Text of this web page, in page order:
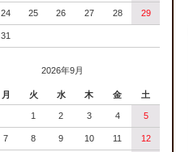
24 25 26 27 28 29
31
2026年9月
月 火 水 木 金 土
1 2 3 4 5
7 8 9 10 11 12